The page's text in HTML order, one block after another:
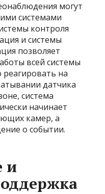
могут
системами
контроля
и системы
позволяет
всей системы
реагировать на
датчика
система
начинает
камер, а
о событии.
и